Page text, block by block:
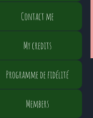
Contact me
My credits
Programme de fidélité
Members